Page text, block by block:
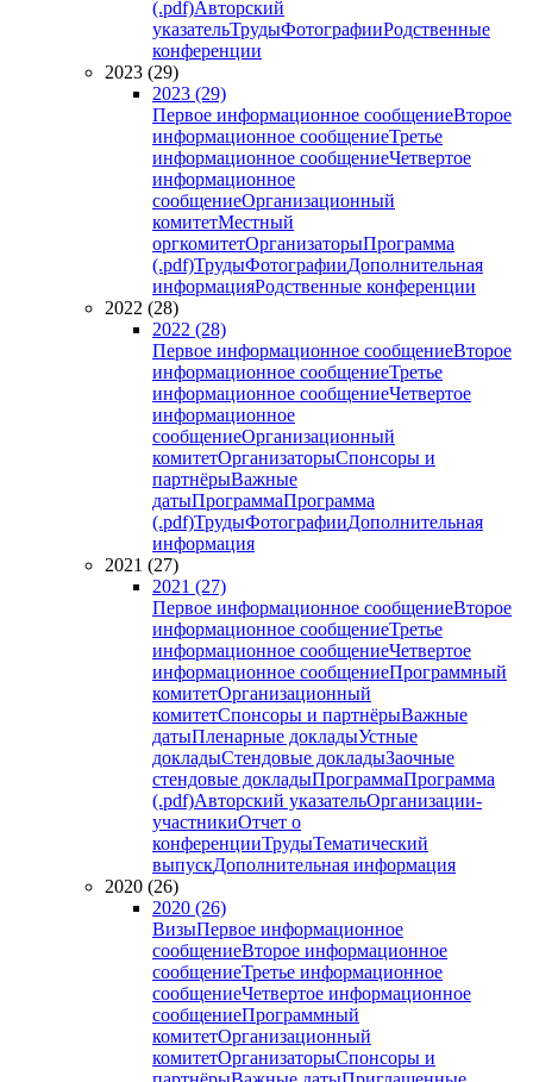
(.pdf)Авторский
указательТрудыФотографииРодственные
конференции
2023 (29)
2023 (29)
Первое информационное сообщениеВторое
информационное сообщениеТретье
информационное сообщениеЧетвертое
информационное
сообщениеОрганизационный
комитетМестный
оргкомитетОрганизаторыПрограмма
(.pdf)ТрудыФотографииДополнительная
информацияРодственные конференции
2022 (28)
2022 (28)
Первое информационное сообщениеВторое
информационное сообщениеТретье
информационное сообщениеЧетвертое
информационное
сообщениеОрганизационный
комитетОрганизаторыСпонсоры и
партнёрыВажные
датыПрограммаПрограмма
(.pdf)ТрудыФотографииДополнительная
информация
2021 (27)
2021 (27)
Первое информационное сообщениеВторое
информационное сообщениеТретье
информационное сообщениеЧетвертое
информационное сообщениеПрограммный
комитетОрганизационный
комитетСпонсоры и партнёрыВажные
датыПленарные докладыУстные
докладыСтендовые докладыЗаочные
стендовые докладыПрограммаПрограмма
(.pdf)Авторский указательОрганизации-
участникиОтчет о
конференцииТрудыТематический
выпускДополнительная информация
2020 (26)
2020 (26)
ВизыПервое информационное
сообщениеВторое информационное
сообщениеТретье информационное
сообщениеЧетвертое информационное
сообщениеПрограммный
комитетОрганизационный
комитетОрганизаторыСпонсоры и